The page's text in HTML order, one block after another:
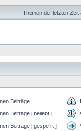
Themen der letzten Zeit
Beiträge
Beiträge [ beliebt ]
Beiträge [ gesperrt ]